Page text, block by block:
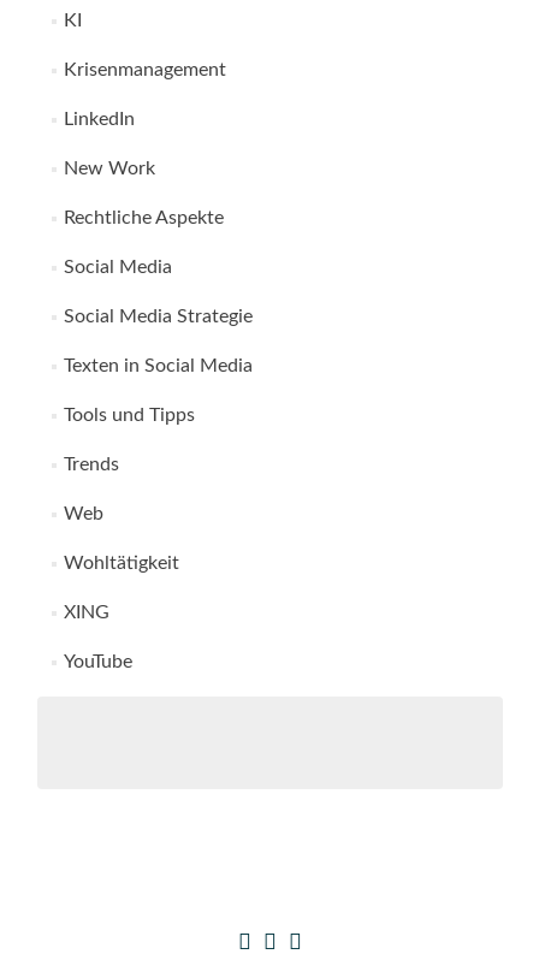
KI
Krisenmanagement
LinkedIn
New Work
Rechtliche Aspekte
Social Media
Social Media Strategie
Texten in Social Media
Tools und Tipps
Trends
Web
Wohltätigkeit
XING
YouTube